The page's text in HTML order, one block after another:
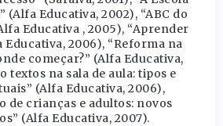
Educativa, 2002), “ABC do
Educativa , 2005), “Aprender
Educativa, 2006), “Reforma na
começar?” (Alfa Educativa,
textos na sala de aula: tipos e
(Alfa Educativa, 2006),
de crianças e adultos: novos
(Alfa Educativa, 2007).